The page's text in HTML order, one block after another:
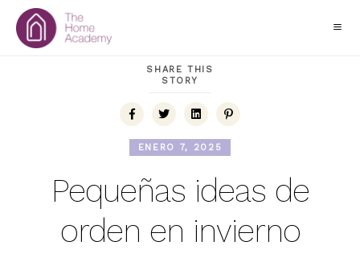
SHARE THIS
STORY
ENERO 7, 2025
Pequeñas ideas de
orden en invierno